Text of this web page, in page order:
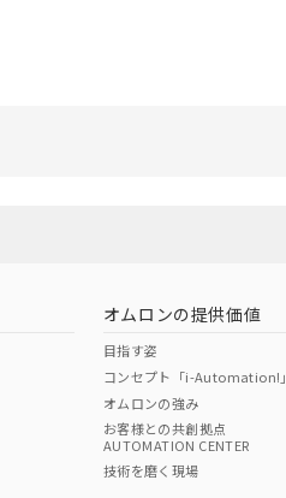
オムロンの提供価値
目指す姿
コンセプト「i-Automation!」
オムロンの強み
お客様との共創拠点
AUTOMATION CENTER
技術を磨く現場